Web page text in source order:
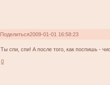
Поделиться2009-01-01 16:58:23
Ты спи, спи! А после того, как поспишь -
0